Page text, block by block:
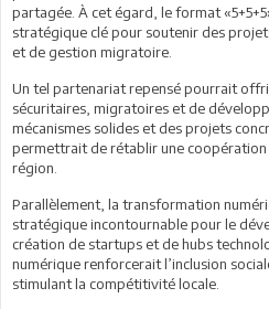
partagée. À cet égard, le format
stratégique clé pour soutenir des
et de gestion migratoire.
Un tel partenariat repensé pourrait
sécuritaires, migratoires et de
mécanismes solides et des projets
permettrait de rétablir une coopération
région.
Parallèlement, la transformation
stratégique incontournable pour le
création de startups et de hubs
numérique renforcerait l’inclusion
stimulant la compétitivité locale.